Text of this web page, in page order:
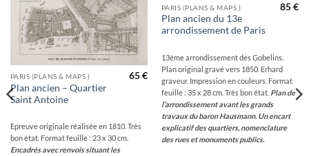
PARIS (PLANS & MAPS )
Plan ancien – Quartier
Saint Antoine
65€
Epreuve originale réalisée en 1810. Très
bon état. Format feuille : 23 x 30 cm.
Encadrés avec renvois situant les
PARIS (PLANS & MAPS )
Plan ancien du 13e
arrondissement de Paris
85€
13ème arrondissement des Gobelins.
Plan original gravé vers 1850. Erhard
graveur. Impression en couleurs. Format
feuille : 35 x 28 cm. Très bon état. Plan de
l’arrondissement avant les grands
travaux du baron Hausmann. Un encart
explicatif des quartiers, nomenclature
des rues et monuments publics.